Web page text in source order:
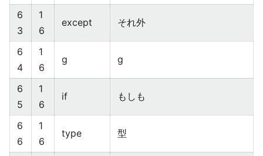
6
3
1
6
except それ外
6
4
1
6
g g
6
5
1
6
if もしも
6
6
1
6
type 型